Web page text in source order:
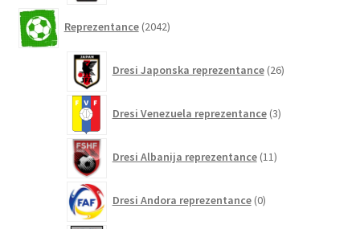
Reprezentance 2042izdelkov
Dresi Japonska reprezentance 26izdelkov
Dresi Venezuela reprezentance 3izdelki
Dresi Albanija reprezentance 11izdelkov
Dresi Andora reprezentance 0izdelkov